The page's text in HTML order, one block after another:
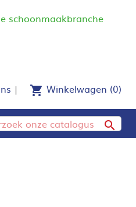
schoonmaakbranche
shopping_cart Winkelwagen (0)
